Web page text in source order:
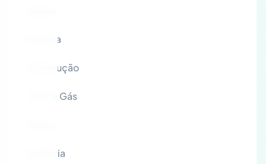
Energia
Construção
Óleo & Gás
Indústria